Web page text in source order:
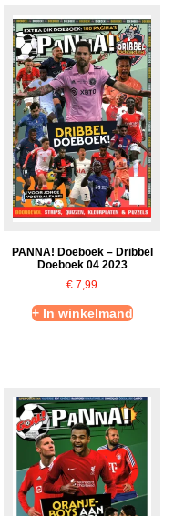
PANNA! Doeboek – Dribbel
Doeboek 04 2023
€ 7,99
+ In winkelmand